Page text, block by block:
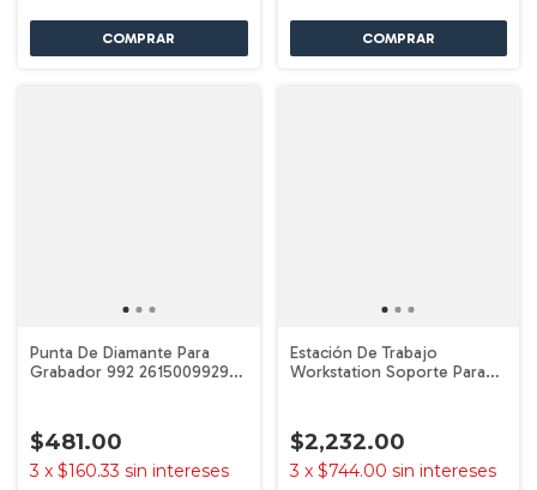
Punta De Diamante Para
Grabador 992 2615009929
$481.00
3 x $160.33 sin intereses
Estación De Trabajo
Workstation Soporte Para
$2,232.00
3 x $744.00 sin intereses